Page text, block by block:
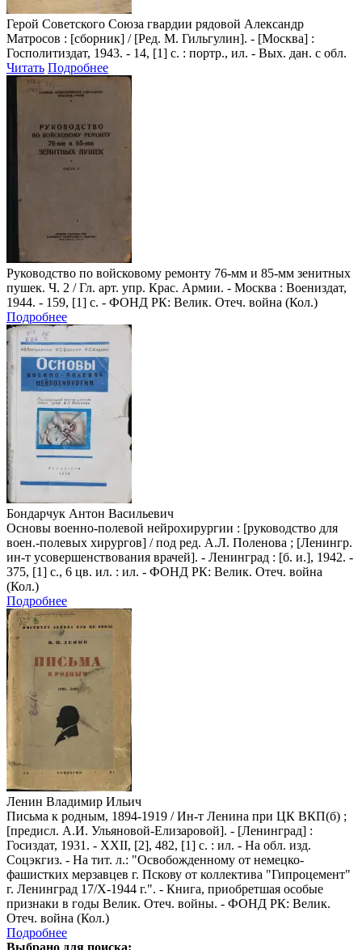
Герой Советского Союза гвардии рядовой Александр
Матросов : [сборник] / [Ред. М. Гильгулин]. - [Москва] :
Госполитиздат, 1943. - 14, [1] с. : портр., ил. - Вых. дан. с обл.
Читать Подробнее
Руководство по войсковому ремонту 76-мм и 85-мм зенитных
пушек. Ч. 2 / Гл. арт. упр. Крас. Армии. - Москва : Воениздат,
1944. - 159, [1] с. - ФОНД РК: Велик. Отеч. война (Кол.)
Подробнее
Бондарчук Антон Васильевич
Основы военно-полевой нейрохирургии : [руководство для
воен.-полевых хирургов] / под ред. А.Л. Поленова ; [Ленингр.
ин-т усовершенствования врачей]. - Ленинград : [б. и.], 1942. -
375, [1] с., 6 цв. ил. : ил. - ФОНД РК: Велик. Отеч. война
(Кол.)
Подробнее
Ленин Владимир Ильич
Письма к родным, 1894-1919 / Ин-т Ленина при ЦК ВКП(б) ;
[предисл. А.И. Ульяновой-Елизаровой]. - [Ленинград] :
Госиздат, 1931. - XXII, [2], 482, [1] с. : ил. - На обл. изд.
Соцэкгиз. - На тит. л.: "Освобожденному от немецко-
фашистких мерзавцев г. Пскову от коллектива "Гипроцемент"
г. Ленинград 17/X-1944 г.". - Книга, приобретшая особые
признаки в годы Велик. Отеч. войны. - ФОНД РК: Велик.
Отеч. война (Кол.)
Подробнее
Выбрано для поиска: